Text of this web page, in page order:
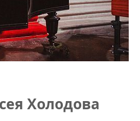
Холодова